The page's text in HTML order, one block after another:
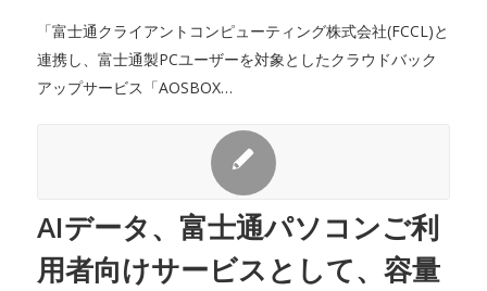
「富士通クライアントコンピューティング株式会社(FCCL)と
連携し、富士通製PCユーザーを対象としたクラウドバック
アップサービス「AOSBOX…
AIデータ、富士通パソコンご利
用者向けサービスとして、容量